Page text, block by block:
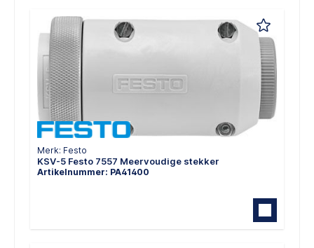
Merk: Festo
KSV-5 Festo 7557 Meervoudige stekker
Artikelnummer: PA41400